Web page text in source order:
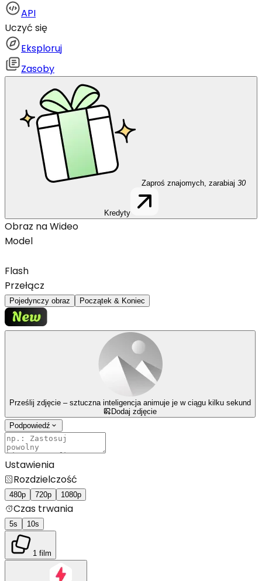
API
Uczyć się
Eksploruj
Zasoby
Zaproś znajomych, zarabiaj 30
Kredyty
Obraz na Wideo
Model
Flash
Przełącz
Pojedynczy obraz Początek & Koniec
Prześlij zdjęcie – sztuczna inteligencja animuje je w ciągu kilku sekund
󿿻Dodaj zdjęcie
Podpowiedź 󰅀
Ustawienia
󿽻Rozdzielczość
480p 720p 1080p
󿿓Czas trwania
5s 10s
1 film